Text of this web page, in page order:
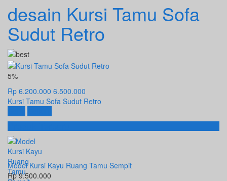
desain Kursi Tamu Sofa
Sudut Retro
5%
Rp 6.200.000 6.500.000
Kursi Tamu Sofa Sudut Retro
Produk Terbaru
Model Kursi Kayu Ruang Tamu Sempit
Rp 9.500.000